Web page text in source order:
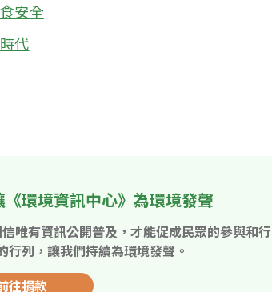
安全
代
環境資訊中心》為環境發聲
唯有資訊公開普及，才能促成民眾的參與和行
行列，讓我們持續為環境發聲。
往捐款